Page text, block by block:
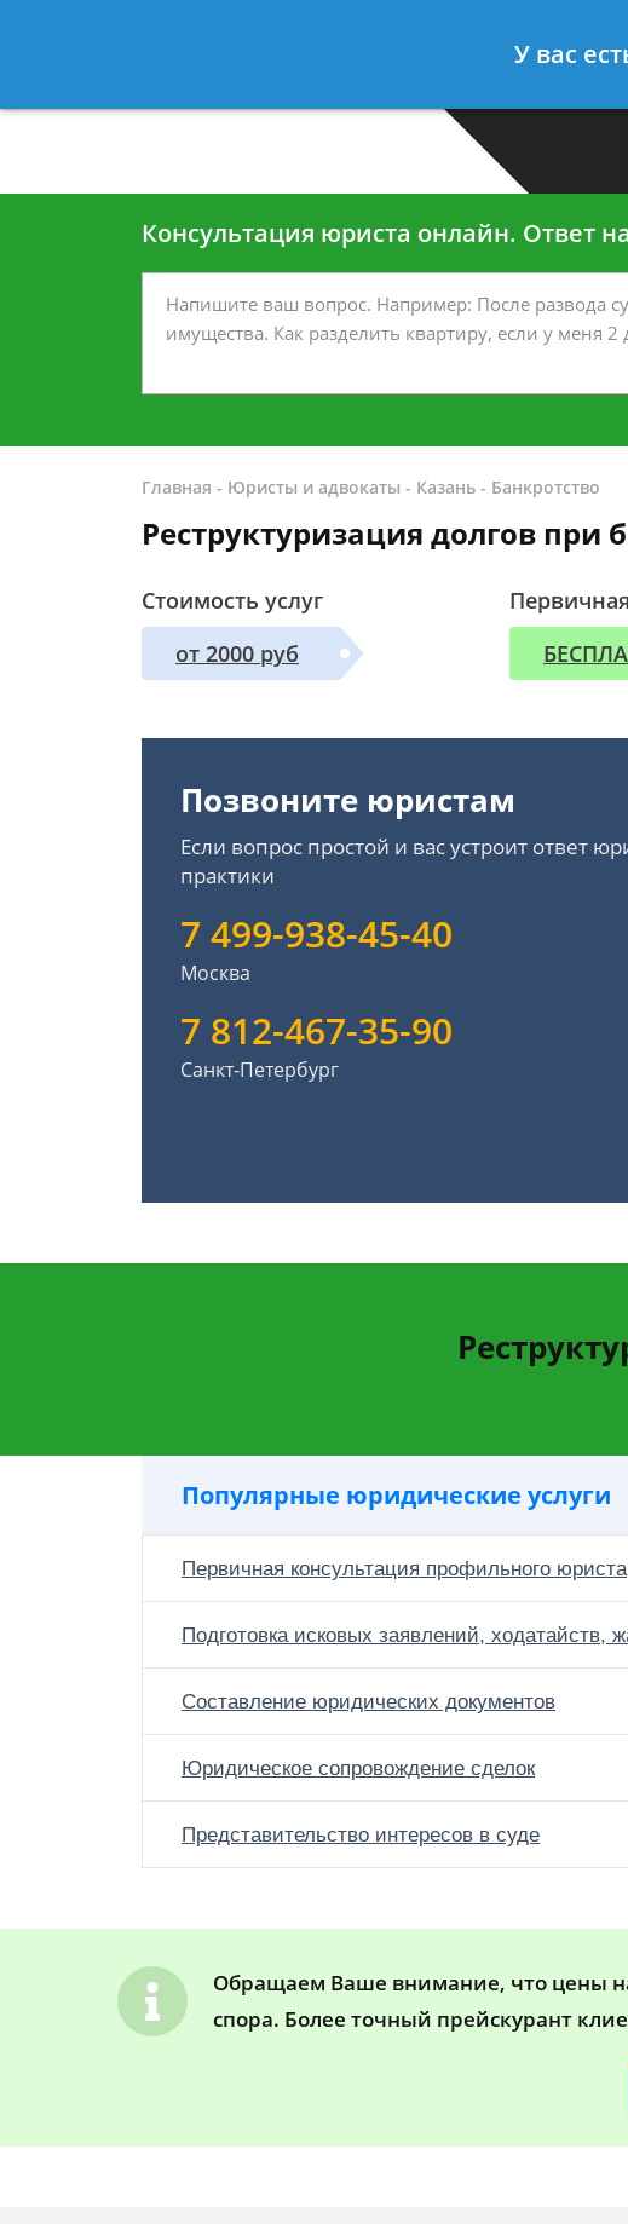
7 812-467-35-90
Консультация юриста онлайн. Ответ
Главная - Юристы и адвокаты - Казань - Банкротство
Реструктуризация долгов при
Стоимость услуг
от 2000 руб
Позвоните юристам
Если вопрос простой и вас устроит ответ
практики
7 499-938-45-40
Москва
7 812-467-35-90
Санкт-Петербург
Популярные юридические услуги
Первичная консультация профильного юриста
Подготовка исковых заявлений, ходатайств,
Составление юридических документов
Юридическое сопровождение сделок
Представительство интересов в суде
Обращаем Ваше внимание, что цены на
спора. Более точный прейскурант
У вас